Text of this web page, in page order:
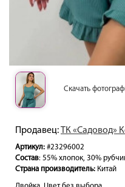
Скачать
Продавец:ТК «Садовод»
Артикул: #23296002
Состав: 55% хлопок, 30%
Страна производитель: Китай